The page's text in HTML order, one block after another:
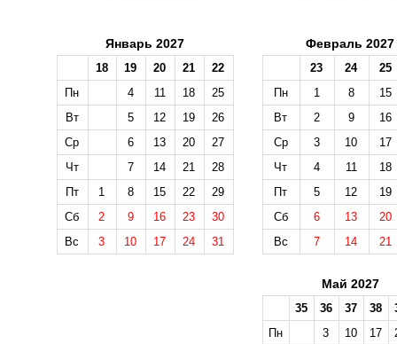
Январь 2027
18 19 20 21
22
Пн
4 11 18
25
Вт
5 12 19
26
Ср
6 13 20
27
Чт
7 14 21
28
Пт
1 8 15 22
29
Сб
2 9 16 23
30
Вс
3 10 17 24 31
Февраль 2027
23 24
25
Пн
1 8
15
Вт
2 9
16
Ср
3 10
17
Чт
4 11
18
Пт
5 12
19
Сб
6 13
20
Вс
7 14 21
Май 2027
35 36 37 38
Пн
3 10 17